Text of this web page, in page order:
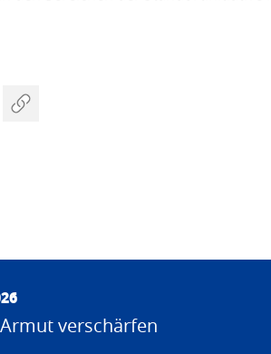
verschärfen